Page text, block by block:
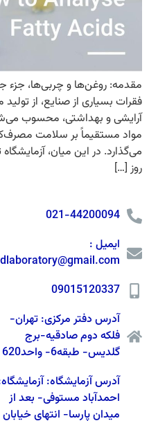
مقدمه: روغن‌ها و چربی‌ها، جزء
فقرات بسیاری از صنایع، از
آرایشی و بهداشتی، محسوب
مواد مستقیماً بر سلامت
می‌گذارد. در این میان،
روز […]
021-44200094
ایمیل :
09015120337
آدرس دفتر مرکزی: تهران-
فلکه دوم صادقیه-برج
گلدیس- طبقه6- واحد620
آدرس آزمایشگاه:
احمدآباد مستوفی- بعد از
میدان پارسا- انتهای خیابان